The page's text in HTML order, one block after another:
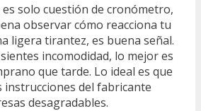
es solo cuestión de cronómetro,
observar cómo reacciona tu
ligera tirantez, es buena señal.
incomodidad, lo mejor es
que tarde. Lo ideal es que
instrucciones del fabricante
desagradables.